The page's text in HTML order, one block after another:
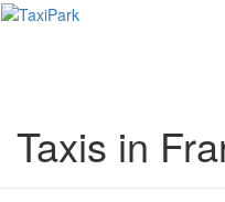
Taxis in